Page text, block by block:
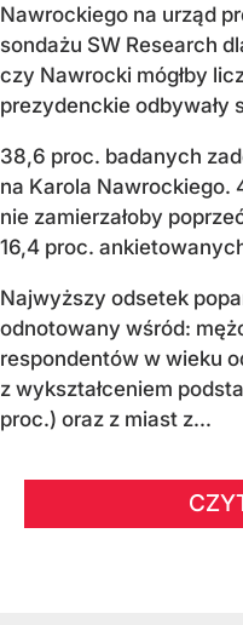
Nawrockiego na urząd
sondażu SW Research
czy Nawrocki mógłby
prezydenckie odbywały
38,6 proc. badanych
na Karola Nawrockiego.
nie zamierzałoby
16,4 proc.
Najwyższy odsetek
odnotowany wśród:
respondentów w wieku
z wykształceniem
proc.) oraz z miast z...